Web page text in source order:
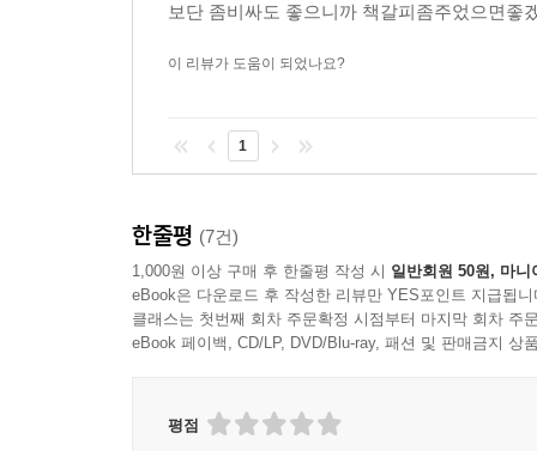
보단 좀비싸도 좋으니까 책갈피좀주었으면
이 리뷰가 도움이 되었나요?
1
한줄평 (7건)
1,000원 이상 구매 후 한줄평 작성 시 일반회원 50원, 마니
eBook은 다운로드 후 작성한 리뷰만 YES포인트 지급됩니
클래스는 첫번째 회차 주문확정 시점부터 마지막 회차 주
eBook 페이백, CD/LP, DVD/Blu-ray, 패션 및 판매금지 상
평점